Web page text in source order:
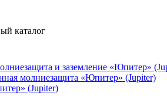
каталог
и заземление «Юпитер»
молниезащита «Юпитер» (Jupiter)
(Jupiter)